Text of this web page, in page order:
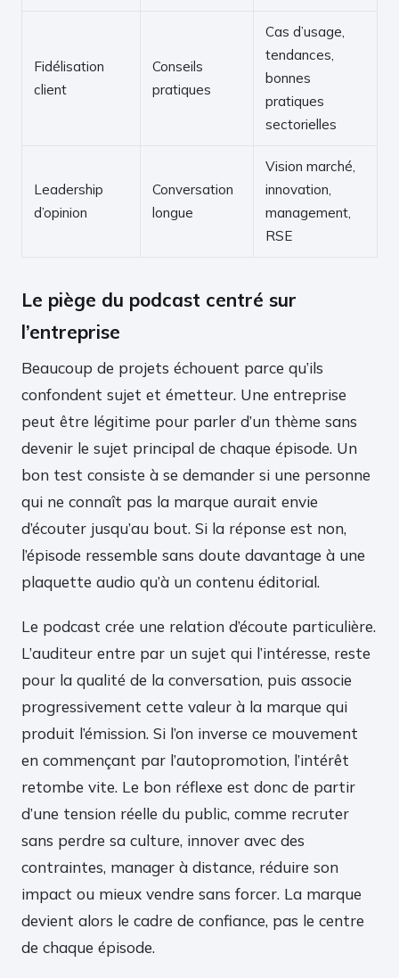
Fidélisation
client
Conseils
pratiques
Cas d’usage,
tendances,
bonnes
pratiques
sectorielles
Leadership
d’opinion
Conversation
longue
Vision marché,
innovation,
management,
RSE
Le piège du podcast centré sur
l’entreprise
Beaucoup de projets échouent parce qu’ils
confondent sujet et émetteur. Une entreprise
peut être légitime pour parler d’un thème sans
devenir le sujet principal de chaque épisode. Un
bon test consiste à se demander si une personne
qui ne connaît pas la marque aurait envie
d’écouter jusqu’au bout. Si la réponse est non,
l’épisode ressemble sans doute davantage à une
plaquette audio qu’à un contenu éditorial.
Le podcast crée une relation d’écoute particulière.
L’auditeur entre par un sujet qui l’intéresse, reste
pour la qualité de la conversation, puis associe
progressivement cette valeur à la marque qui
produit l’émission. Si l’on inverse ce mouvement
en commençant par l’autopromotion, l’intérêt
retombe vite. Le bon réflexe est donc de partir
d’une tension réelle du public, comme recruter
sans perdre sa culture, innover avec des
contraintes, manager à distance, réduire son
impact ou mieux vendre sans forcer. La marque
devient alors le cadre de confiance, pas le centre
de chaque épisode.